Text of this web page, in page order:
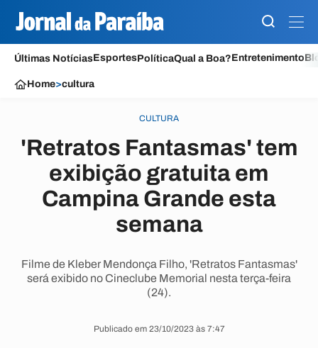
Últimas NotíciasEsportesPolíticaQual a Boa?Entretenimento
Home>cultura
CULTURA
'Retratos Fantasmas' tem
exibição gratuita em
Campina Grande esta
semana
Filme de Kleber Mendonça Filho, 'Retratos Fantasmas'
será exibido no Cineclube Memorial nesta terça-feira
(24).
Publicado em 23/10/2023 às 7:47